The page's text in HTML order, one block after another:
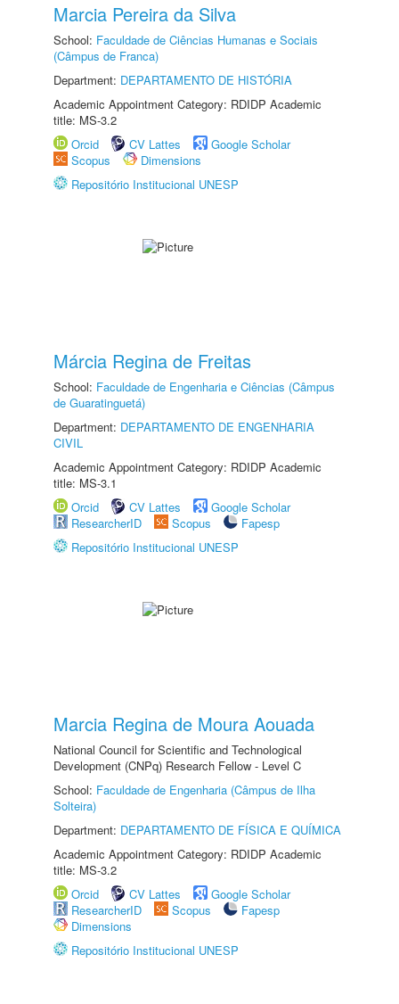
Marcia Pereira da Silva
School: Faculdade de Ciências Humanas e Sociais
(Câmpus de Franca)
Department: DEPARTAMENTO DE HISTÓRIA
Academic Appointment Category: RDIDP Academic
title: MS-3.2
Orcid
CV Lattes
Google Scholar
Scopus
Dimensions
Repositório Institucional UNESP
Márcia Regina de Freitas
School: Faculdade de Engenharia e Ciências (Câmpus
de Guaratinguetá)
Department: DEPARTAMENTO DE ENGENHARIA
CIVIL
Academic Appointment Category: RDIDP Academic
title: MS-3.1
Orcid
CV Lattes
Google Scholar
ResearcherID
Scopus
Fapesp
Repositório Institucional UNESP
Marcia Regina de Moura Aouada
National Council for Scientific and Technological
Development (CNPq) Research Fellow - Level C
School: Faculdade de Engenharia (Câmpus de Ilha
Solteira)
Department: DEPARTAMENTO DE FÍSICA E QUÍMICA
Academic Appointment Category: RDIDP Academic
title: MS-3.2
Orcid
CV Lattes
Google Scholar
ResearcherID
Scopus
Fapesp
Dimensions
Repositório Institucional UNESP